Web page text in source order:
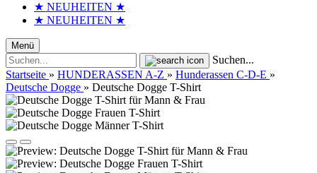
★ NEUHEITEN ★
★ NEUHEITEN ★
Menü
Suchen...
Startseite » HUNDERASSEN A-Z » Hunderassen C-D-E »
Deutsche Dogge » Deutsche Dogge T-Shirt